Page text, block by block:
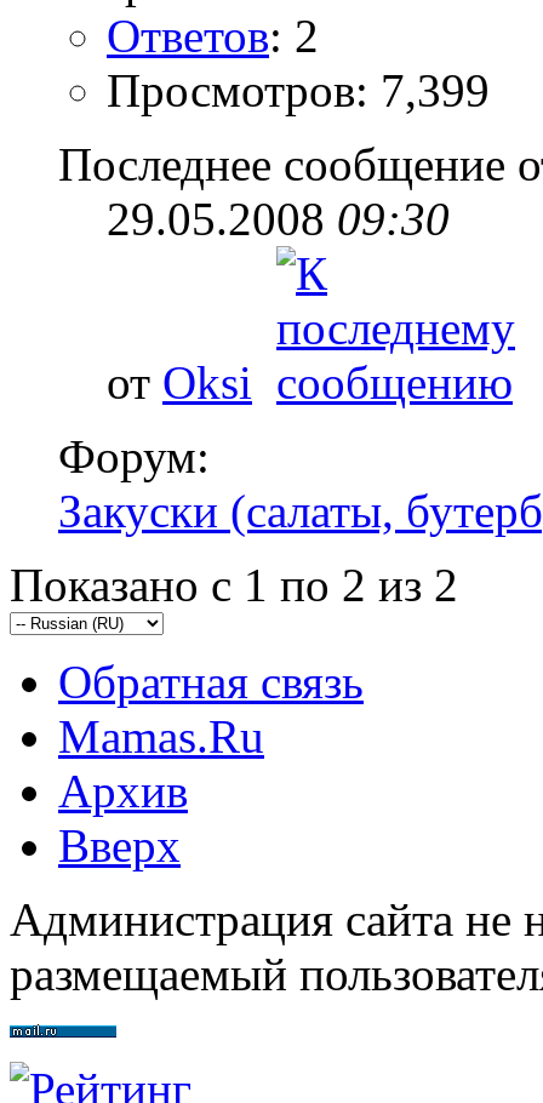
Ответов: 2
Просмотров: 7,399
Последнее сообщение
29.05.2008 09:30
от Oksi
Форум:
Закуски (салаты,
Показано с 1 по 2 из 2
Обратная связь
Mamas.Ru
Архив
Вверх
Администрация сайта не
размещаемый